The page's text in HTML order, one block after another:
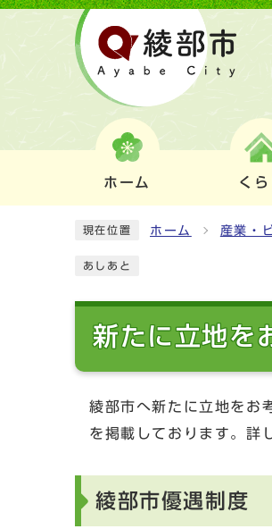
ホーム くら
現在位置 ホーム 産業・
あしあと
新たに立地を
綾部市へ新たに立地をお
を掲載しております。詳
綾部市優遇制度